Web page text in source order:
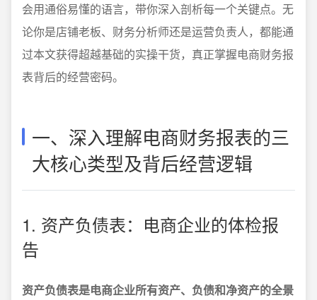
会用通俗易懂的语言，带你深入剖析每一个关键点。无
论你是店铺老板、财务分析师还是运营负责人，都能通
过本文获得超越基础的实操干货，真正掌握电商财务报
表背后的经营密码。
一、深入理解电商财务报表的三
大核心类型及背后经营逻辑
1. 资产负债表：电商企业的体检报
告
资产负债表是电商企业所有资产、负债和净资产的全景